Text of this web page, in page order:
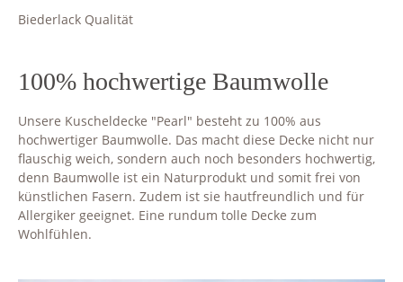
Biederlack Qualität
100% hochwertige Baumwolle
Unsere Kuscheldecke "Pearl" besteht zu 100% aus
hochwertiger Baumwolle. Das macht diese Decke nicht nur
flauschig weich, sondern auch noch besonders hochwertig,
denn Baumwolle ist ein Naturprodukt und somit frei von
künstlichen Fasern. Zudem ist sie hautfreundlich und für
Allergiker geeignet. Eine rundum tolle Decke zum
Wohlfühlen.